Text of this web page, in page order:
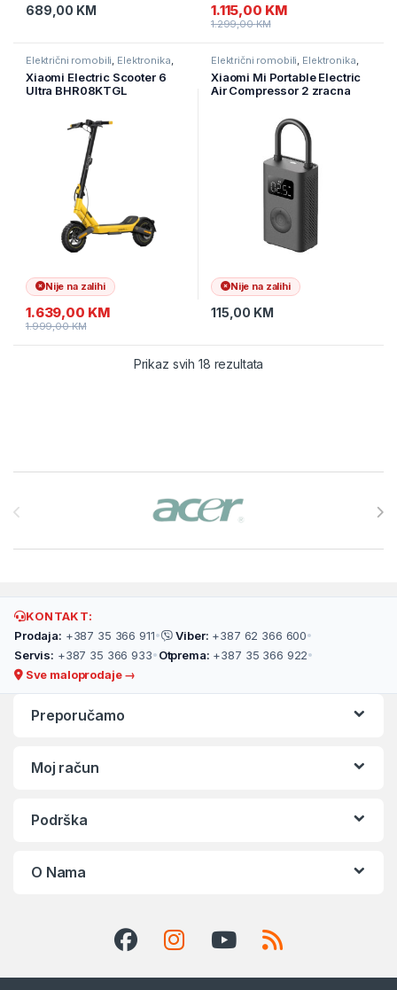
689,00 KM 1.115,00 KM
1.299,00KM
Električni romobili Elektronika
Xiaomi Electric Scooter 6
Ultra BHR08KTGL
Nije na zalihi
1.639,00 KM
1.999,00KM
Električni romobili Elektronika
Xiaomi Mi Portable Electric
Air Compressor 2 zracna
Nije na zalihi
115,00 KM
Prikaz svih 18 rezultata
KONTAKT:
Prodaja: +387 35 366 911• Viber: +387 62 366 600•
Servis: +387 35 366 933• Otprema: +387 35 366 922•
Sve maloprodaje →
Preporučamo
Moj račun
Podrška
O Nama